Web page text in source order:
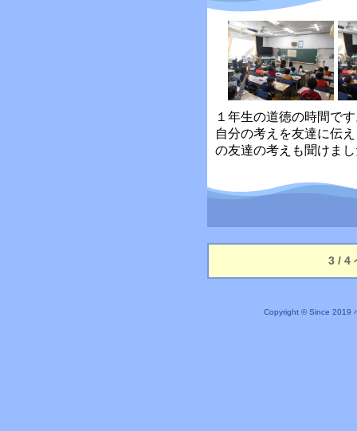
１年生の道徳の時間で
自分の考えを友達に伝
の友達の考えも聞けま
3 / 4
Copyright © Since 2019